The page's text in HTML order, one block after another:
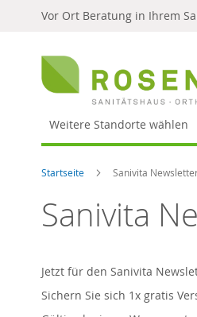
Vor Ort Beratung in Ihrem
Weitere Standorte wählen
Startseite Sanivita
Sanivita
Jetzt für den Sanivita
Sichern Sie sich 1x gratis